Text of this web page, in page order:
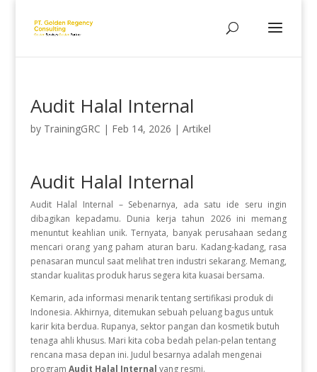
Audit Halal Internal
by TrainingGRC | Feb 14, 2026 | Artikel
Audit Halal Internal
Audit Halal Internal – Sebenarnya, ada satu ide seru ingin
dibagikan kepadamu. Dunia kerja tahun 2026 ini memang
menuntut keahlian unik. Ternyata, banyak perusahaan sedang
mencari orang yang paham aturan baru. Kadang-kadang, rasa
penasaran muncul saat melihat tren industri sekarang. Memang,
standar kualitas produk harus segera kita kuasai bersama.
Kemarin, ada informasi menarik tentang sertifikasi produk di
Indonesia. Akhirnya, ditemukan sebuah peluang bagus untuk
karir kita berdua. Rupanya, sektor pangan dan kosmetik butuh
tenaga ahli khusus. Mari kita coba bedah pelan-pelan tentang
rencana masa depan ini. Judul besarnya adalah mengenai
program Audit Halal Internal yang resmi.